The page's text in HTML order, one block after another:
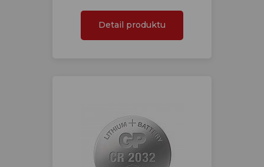
Detail produktu